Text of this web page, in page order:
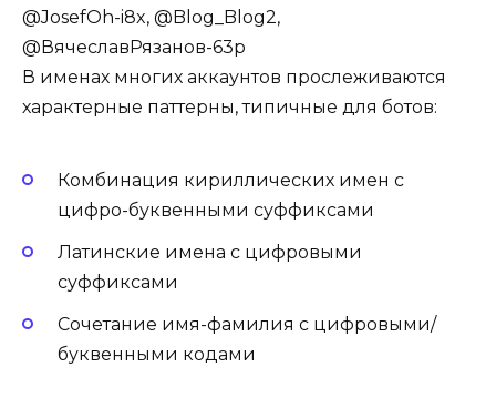
@JosefOh-i8x, @Blog_Blog2,
@ВячеславРязанов-63р
В именах многих аккаунтов прослеживаются
характерные паттерны, типичные для ботов:
Комбинация кириллических имен с
цифро-буквенными суффиксами
Латинские имена с цифровыми
суффиксами
Сочетание имя-фамилия с цифровыми/
буквенными кодами